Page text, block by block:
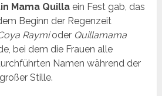
Mama Quilla ein Fest gab, das
Beginn der Regenzeit
Raymioder Quillamama
bei dem die Frauen alle
Namen während der
Stille.